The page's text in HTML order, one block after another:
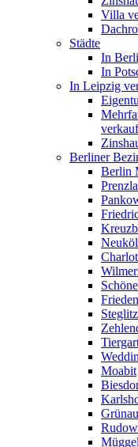
Villa
Städte
In
In
In Leipzig
Berliner
Berlin
Steglitz
Moabit
Grünau
Rudow